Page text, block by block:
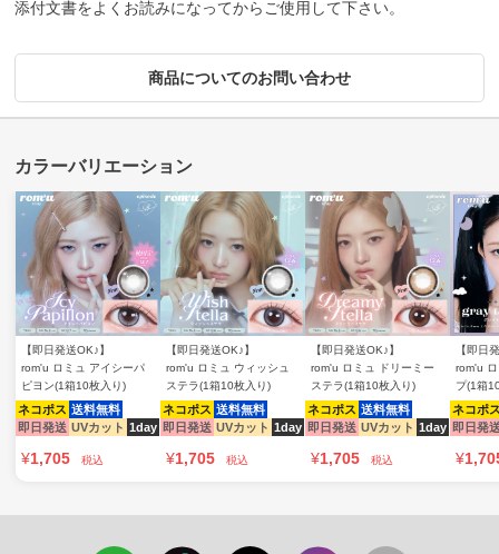
添付文書をよくお読みになってからご使用して下さい。
商品についてのお問い合わせ
【即日発送OK♪】
rom'u ロミュ アイシーパ
ピヨン(1箱10枚入り)
ネコポス 送料無料
即日発送 UVカット 1day
¥1,705 税込
【即日発送OK♪】
rom'u ロミュ ウィッシュ
ステラ(1箱10枚入り)
ネコポス 送料無料
即日発送 UVカット 1day
¥1,705 税込
【即日発送OK♪】
rom'u ロミュ ドリーミー
ステラ(1箱10枚入り)
ネコポス 送料無料
即日発送 UVカット 1day
¥1,705 税込
【即日
rom'u
プ(1箱
ネコポ
即日発
¥